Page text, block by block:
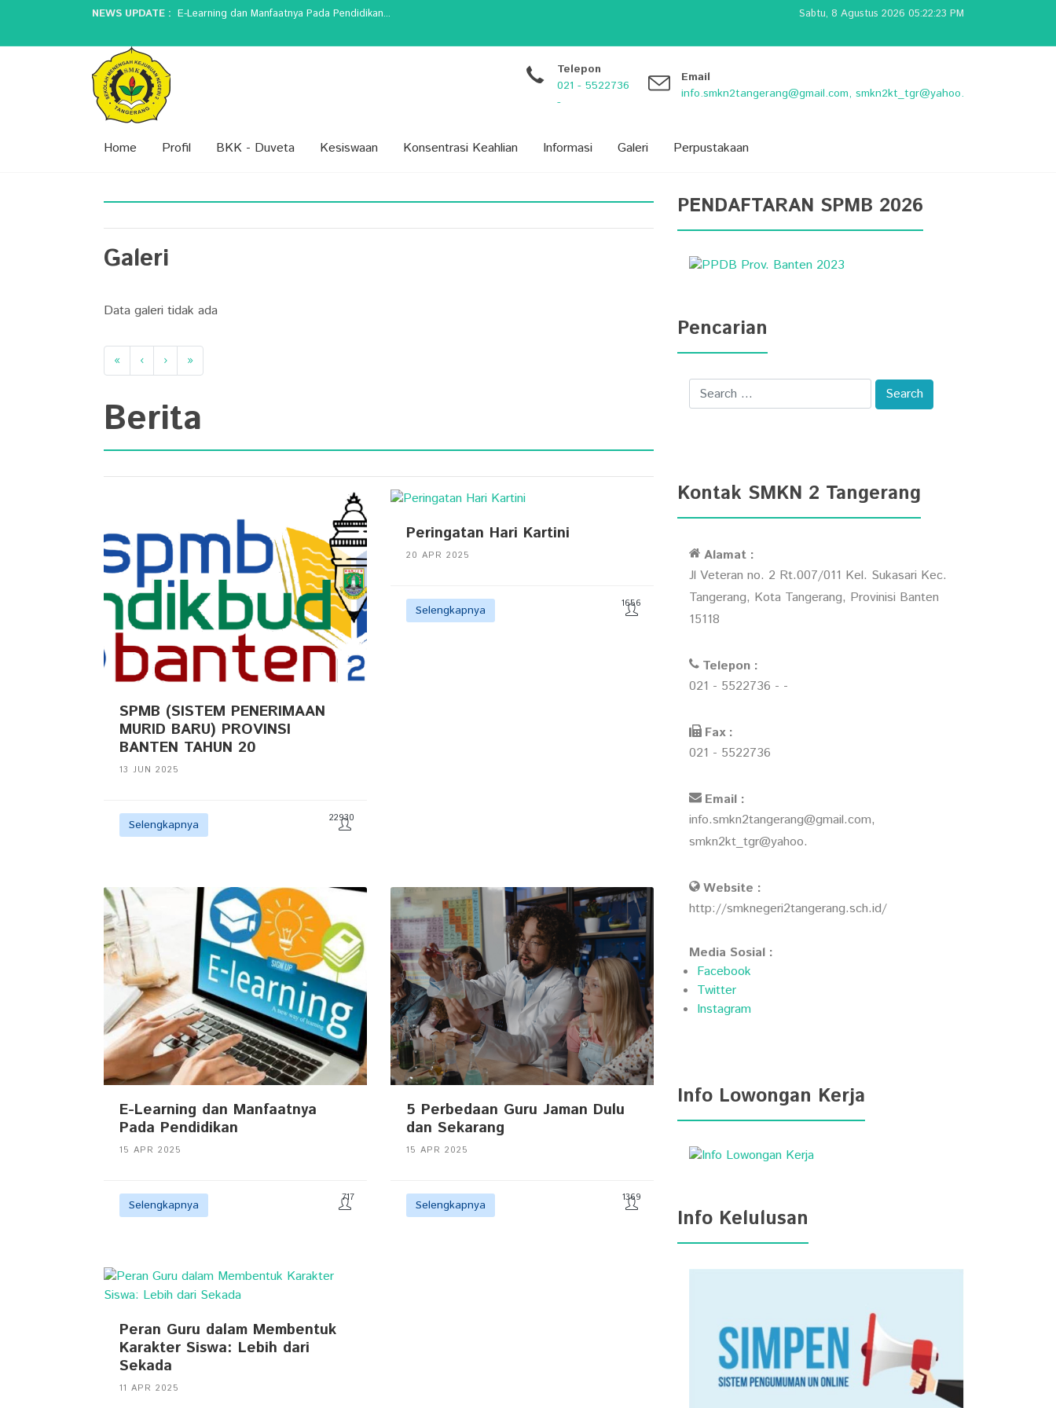
NEWS UPDATE : E-Learning dan Manfaatnya Pada Pendidikan...
Peran Guru dalam Membentuk Karakter Siswa: Lebih dari Sekada...
Sabtu, 8 Agustus 2026 05:22:23 PM
Telepon
021 - 5522736
-
Email
info.smkn2tangerang@gmail.com, smkn2kt_tgr@yahoo.
Home Profil BKK - Duveta Kesiswaan Konsentrasi Keahlian Informasi Galeri Perpustakaan
Galeri
Data galeri tidak ada
« ‹ › »
Berita
SPMB (SISTEM PENERIMAAN
MURID BARU) PROVINSI
BANTEN TAHUN 20
13 JUN 2025
Selengkapnya 22930
Peringatan Hari Kartini
20 APR 2025
Selengkapnya 1656
E-Learning dan Manfaatnya
Pada Pendidikan
15 APR 2025
Selengkapnya 717
5 Perbedaan Guru Jaman Dulu
dan Sekarang
15 APR 2025
Selengkapnya 1369
Peran Guru dalam Membentuk
Karakter Siswa: Lebih dari
Sekada
11 APR 2025
PENDAFTARAN SPMB 2026
Pencarian
Kontak SMKN 2 Tangerang
Alamat :
Jl Veteran no. 2 Rt.007/011 Kel. Sukasari Kec.
Tangerang, Kota Tangerang, Provinisi Banten
15118
Telepon :
021 - 5522736 - -
Fax :
021 - 5522736
Email :
info.smkn2tangerang@gmail.com,
smkn2kt_tgr@yahoo.
Website :
http://smknegeri2tangerang.sch.id/
Media Sosial :
Facebook
Twitter
Instagram
Info Lowongan Kerja
Info Kelulusan